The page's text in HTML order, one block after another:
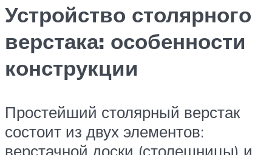
Устройство столярного
верстака: особенности
конструкции
Простейший столярный верстак
состоит из двух элементов:
верстачной доски (столешницы) и